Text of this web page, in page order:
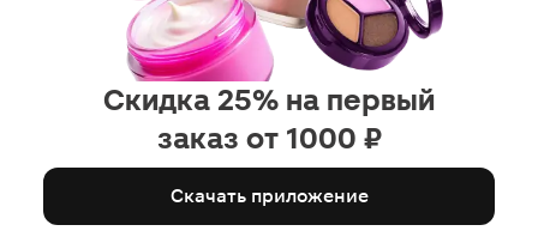
Скидка 25% на первый
заказ от 1000 ₽
Скачать приложение